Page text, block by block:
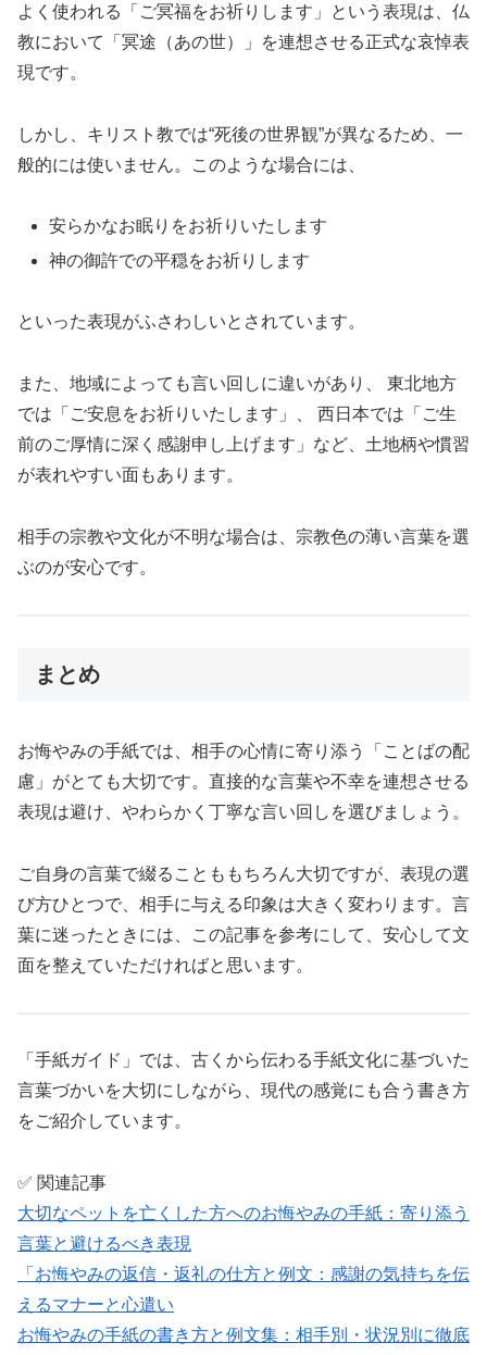
よく使われる「ご冥福をお祈りします」という表現は、仏
教において「冥途（あの世）」を連想させる正式な哀悼表
現です。
しかし、キリスト教では“死後の世界観”が異なるため、一
般的には使いません。このような場合には、
安らかなお眠りをお祈りいたします
神の御許での平穏をお祈りします
といった表現がふさわしいとされています。
また、地域によっても言い回しに違いがあり、 東北地方
では「ご安息をお祈りいたします」、 西日本では「ご生
前のご厚情に深く感謝申し上げます」など、土地柄や慣習
が表れやすい面もあります。
相手の宗教や文化が不明な場合は、宗教色の薄い言葉を選
ぶのが安心です。
まとめ
お悔やみの手紙では、相手の心情に寄り添う「ことばの配
慮」がとても大切です。直接的な言葉や不幸を連想させる
表現は避け、やわらかく丁寧な言い回しを選びましょう。
ご自身の言葉で綴ることももちろん大切ですが、表現の選
び方ひとつで、相手に与える印象は大きく変わります。言
葉に迷ったときには、この記事を参考にして、安心して文
面を整えていただければと思います。
「手紙ガイド」では、古くから伝わる手紙文化に基づいた
言葉づかいを大切にしながら、現代の感覚にも合う書き方
をご紹介しています。
✅ 関連記事
大切なペットを亡くした方へのお悔やみの手紙：寄り添う
言葉と避けるべき表現
「お悔やみの返信・返礼の仕方と例文：感謝の気持ちを伝
えるマナーと心遣い
お悔やみの手紙の書き方と例文集：相手別・状況別に徹底